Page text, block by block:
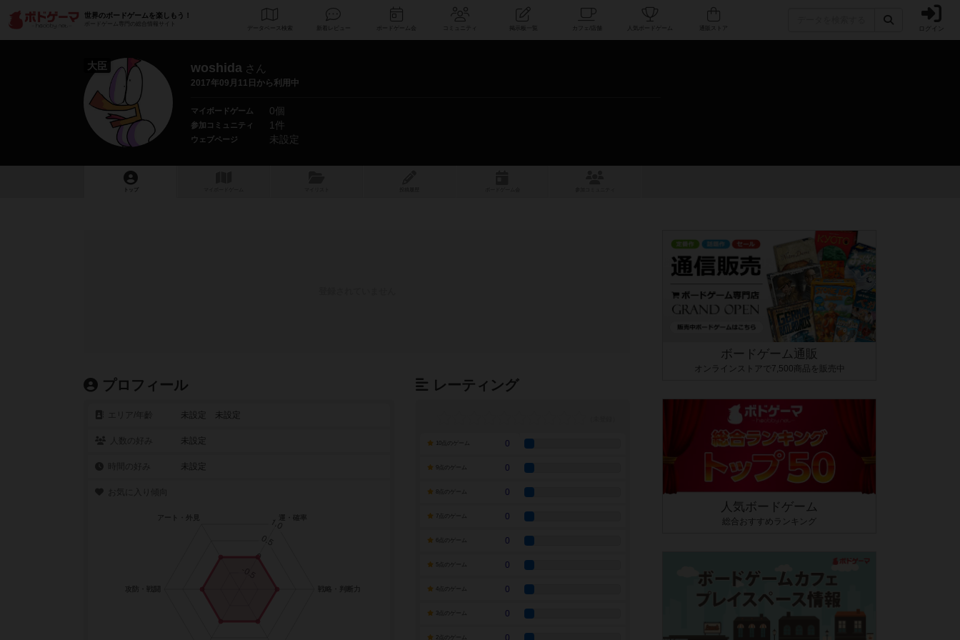
世界のボードゲームを楽しもう！
ボードゲーム専門の総合情報サイト
データベース コミュニティ 人気ボードゲーム ログイン
大臣 woshida さん
2017年09月11日から利用中
マイボードゲーム 0個
参加コミュニティ 1件
ウェブページ 未設定
トップ
プロフィール
未設定 未設定
未設定
未設定
レーティング
10点のゲーム 0
9点のゲーム 0
8点のゲーム 0
7点のゲーム 0
6点のゲーム 0
5点のゲーム 0
4点のゲーム 0
3点のゲーム 0
2点のゲーム 0
ボードゲーム通販
オンラインストアで7,500商品を販売中
人気ボードゲーム
総合おすすめランキング